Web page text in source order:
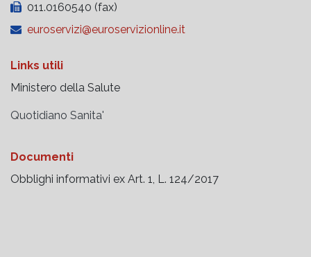
011.0160540 (fax)
euroservizi@euroservizionline.it
Links utili
Ministero della Salute
Quotidiano Sanita'
Documenti
Obblighi informativi ex Art. 1, L. 124/2017